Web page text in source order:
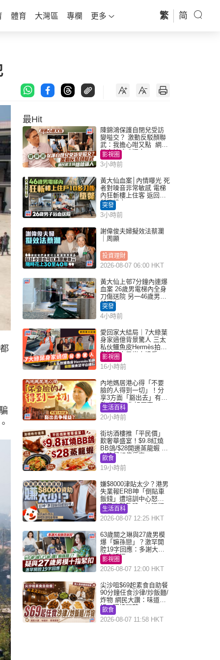
體育 大灣區 專欄 更多 繁 简
最Hit
陳錦鴻保護自閉兒受訪
變嗌交？ 激動反駁顏聯
武：我擔心咁又點 網民
批主持咄咄逼人
影視圈
3小時前
黃大仙血案│內情曝光 死
者對噪音非常敏感 電梯
內狂斬樓上住客 返回住
所墮樓亡
突發
3小時前
謝偉俊夫婦擬效法蔡瀾
｜周顯
投資理財
2026-08-07 06:00 HKT
黃大仙上邨7分鐘內連爆
血案 26歲男電梯內全身
刀傷送院 另一46歲男倒
斃平台
突發
4小時前
愛回家大結局｜7大綠葉
身家過億背景驚人 三太
私伙鱷魚皮Hermès拍劇
蘇姐原來是半山樓后
影視圈
16小時前
內地媽居港心得「不要
臉的人得到一切」！分
享3方面「豁出去」有著
數 網民：你好厲害
生活百科
20小時前
街坊酒樓推「平民價」
歎奢華盛宴！$9.8紅燒
BB鴿/$28開邊蒸龍蝦 3
大晚餐超值優惠
飲食
19小時前
嫌$8000津貼太少？港男
失業報ERB呻「倒貼車
飯錢」遭培訓中心怒轟
網民幽默教路：揀呢類
課程唔會蝕...
生活百科
2026-08-07 12:25 HKT
63歲關之琳與27歲男模
爆「嫲孫戀」？激罕開
腔19字回應：多謝大家
掛念近況
影視圈
2026-08-07 12:00 HKT
尖沙咀$69起素食自助餐
90分鐘任食沙律/炒飯麵/
炸物 網民大讚：味道
好，環境闊落
飲食
2026-08-07 11:58 HKT